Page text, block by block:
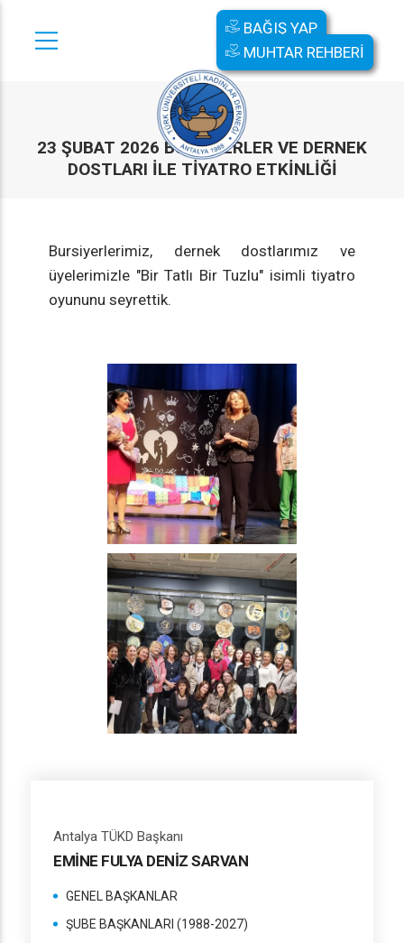
BAĞIŞ YAP
MUHTAR REHBERİ
23 ŞUBAT 2026 BURSIYERLER VE DERNEK
DOSTLARI ILE TIYATRO ETKINLIĞI
Bursiyerlerimiz, dernek dostlarımız ve
üyelerimizle "Bir Tatlı Bir Tuzlu" isimli tiyatro
oyununu seyrettik.
Antalya TÜKD Başkanı
EMİNE FULYA DENİZ SARVAN
GENEL BAŞKANLAR
ŞUBE BAŞKANLARI (1988-2027)